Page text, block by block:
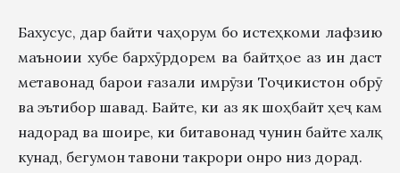
Бахусус, дар байти чаҳорум бо истеҳкоми лафзию
маъноии хубе бархӯрдорем ва байтҳое аз ин даст
метавонад барои ғазали имрӯзи Тоҷикистон обрӯ
ва эътибор шавад. Байте, ки аз як шоҳбайт ҳеҷ кам
надорад ва шоире, ки битавонад чунин байте халқ
кунад, бегумон тавони такрори онро низ дорад.